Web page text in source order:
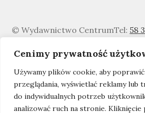
Cenimy prywatność
Używamy plików cookie, aby
przeglądania, wyświetlać reklamy lub
do indywidualnych potrzeb
analizować ruch na stronie. Kliknięcie
© Wydawnictwo CentrumTel: 58
Polityka prywatności